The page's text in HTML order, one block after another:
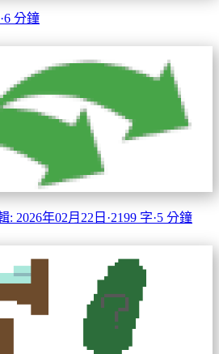
·6 分鐘
: 2026年02月22日 ·2199 字·5 分鐘